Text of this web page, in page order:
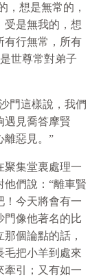
，想是無常的，
受是無我的，想
有行無常，所有
世尊常對弟子
門這樣說，我們
遇見喬答摩賢
離惡見。”
集堂裏處理一
們說：“離車賢
！今天將會有一
門像他著名的比
個論點的話，
毛把小羊到處來
牽引；又有如一